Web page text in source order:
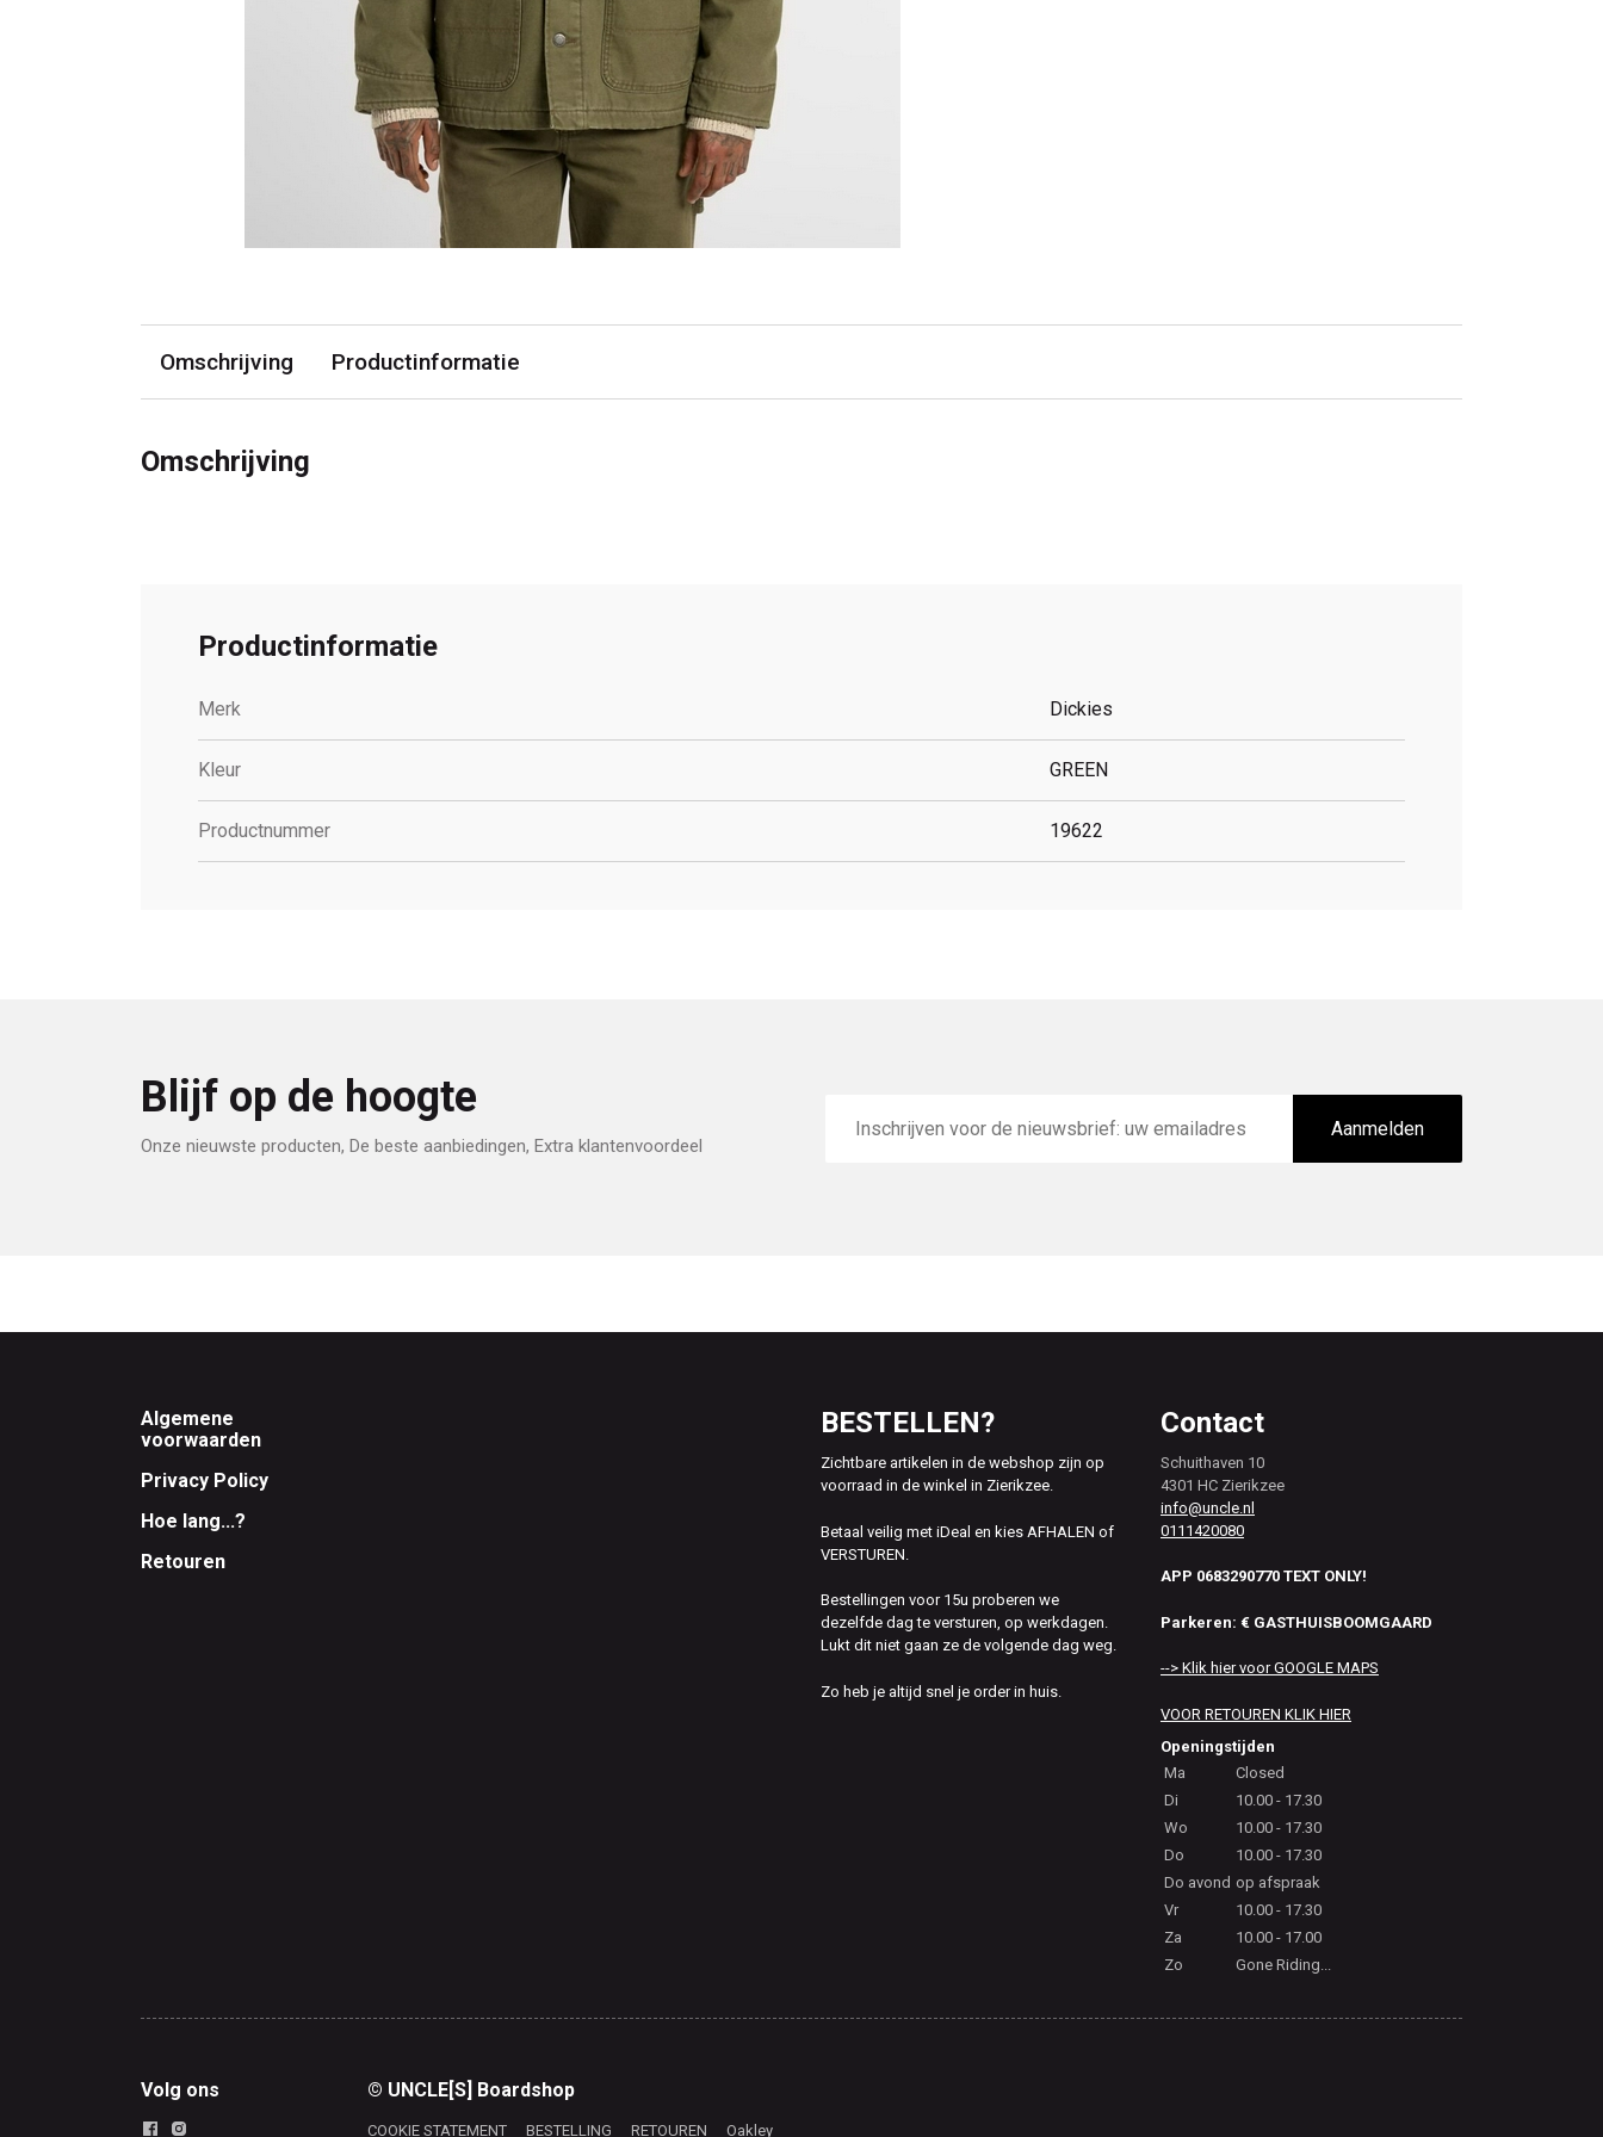
Omschrijving Productinformatie
Omschrijving
Productinformatie
Merk Dickies
Kleur GREEN
Productnummer 19622
Blijf op de hoogte
Onze nieuwste producten, De beste aanbiedingen, Extra klantenvoordeel
mailadres
Aanmelden
Footer
Algemene
voorwaarden
Privacy Policy
Hoe lang...?
Retouren
BESTELLEN?
Zichtbare artikelen in de webshop zijn op
voorraad in de winkel in Zierikzee.
Betaal veilig met iDeal en kies AFHALEN of
VERSTUREN.
Bestellingen voor 15u proberen we
dezelfde dag te versturen, op werkdagen.
Lukt dit niet gaan ze de volgende dag weg.
Zo heb je altijd snel je order in huis.
Contact
Schuithaven 10
4301 HC Zierikzee
info@uncle.nl
0111420080
APP 0683290770 TEXT ONLY!
Parkeren: € GASTHUISBOOMGAARD
--> Klik hier voor GOOGLE MAPS
VOOR RETOUREN KLIK HIER
Openingstijden
Ma
Closed
Di
10.00 - 17.30
Wo
10.00 - 17.30
Do
10.00 - 17.30
Do avond op afspraak
Vr
10.00 - 17.30
Za
10.00 - 17.00
Zo
Gone Riding...
Volg ons © UNCLE[S] Boardshop
COOKIE STATEMENT BESTELLING RETOUREN Oakley